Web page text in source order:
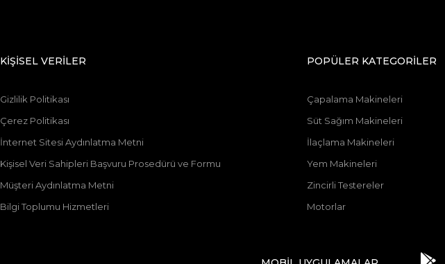
KİŞİSEL VERİLER
Gizlilik Politikası
Çerez Politikası
İnternet Sitesi Aydınlatma Metni
Kişisel Veri Sahipleri Başvuru Prosedürü ve Formu
Müşteri Aydınlatma Metni
Bilgi Toplumu Hizmetleri
POPÜLER KATEGORİLER
Çapalama Makineleri
Süt Sağım Makineleri
İlaçlama Makineleri
Yem Makineleri
Zincirli Testereler
Motorlar